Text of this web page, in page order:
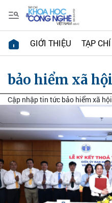
GIỚI THIỆU TẠP
bảo hiểm xã hội
Cập nhập tin tức bảo hiểm xã hội